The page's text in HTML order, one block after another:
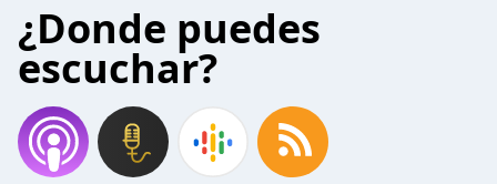
¿Donde puedes
escuchar?